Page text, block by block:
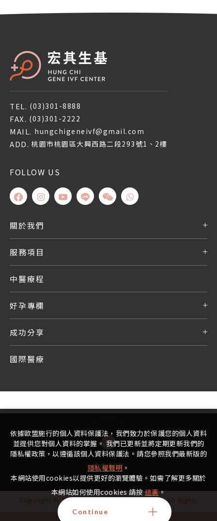
TEL. (03)301-8888
FAX. (03)301-2222
MAIL. hungchigeneivf@gmail.com
ADD. 桃園市桃園區大興西路二段293號1、2樓
FOLLOW US
關於我們
服務項目
中醫療程
好孕專欄
成功分享
國際醫療
GO TOP
Copyright © 2022 - 2025 宏其生基國際生殖中心 All Rights
禁止任何網際網路服務業者轉錄本中心的資訊內容供人點閱
依據歐盟施行的個人資料保護法，我們致力於保護您的個人資料
並提供您對個人資料的掌握。 我們已更新並將定期更新我們的
隱私權政策，以遵循該個人資料保護法。請您參照我們最新版的
隱私權聲明 。
本網站使用cookies以提供更好的瀏覽體驗。如需了解更多關於
本網站如何使用cookies 請按這裏。
Continue